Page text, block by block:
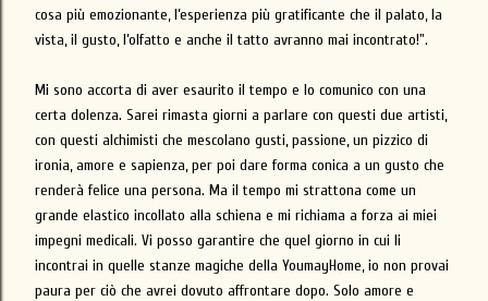
cosa più emozionante, l’esperienza più gratificante che il palato, la
vista, il gusto, l’olfatto e anche il tatto avranno mai incontrato!".
Mi sono accorta di aver esaurito il tempo e lo comunico con una
certa dolenza. Sarei rimasta giorni a parlare con questi due artisti,
con questi alchimisti che mescolano gusti, passione, un pizzico di
ironia, amore e sapienza, per poi dare forma conica a un gusto che
renderà felice una persona. Ma il tempo mi strattona come un
grande elastico incollato alla schiena e mi richiama a forza ai miei
impegni medicali. Vi posso garantire che quel giorno in cui li
incontrai in quelle stanze magiche della YoumayHome, io non provai
paura per ciò che avrei dovuto affrontare dopo. Solo amore e